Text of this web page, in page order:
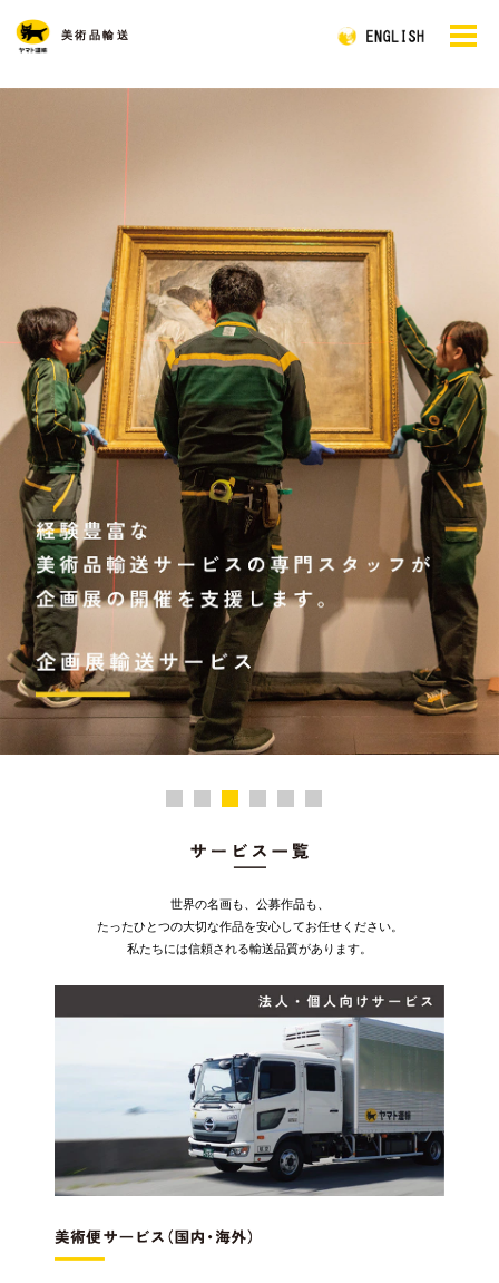
美術品輸送
世界の名画も、公募作品も、
たったひとつの大切な作品を安心してお任せください。
私たちには信頼される輸送品質があります。